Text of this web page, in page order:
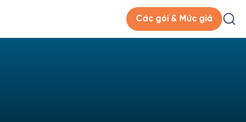
Các gói & Mức giá